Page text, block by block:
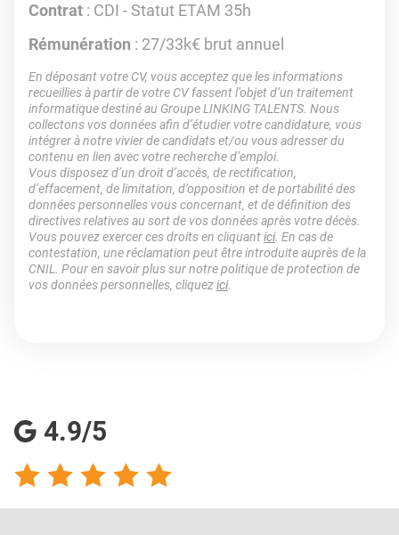
Contrat : CDI - Statut ETAM 35h
Rémunération : 27/33k€ brut annuel
En déposant votre CV, vous acceptez que les informations
recueillies à partir de votre CV fassent l’objet d’un traitement
informatique destiné au Groupe LINKING TALENTS. Nous
collectons vos données afin d’étudier votre candidature, vous
intégrer à notre vivier de candidats et/ou vous adresser du
contenu en lien avec votre recherche d’emploi.
Vous disposez d’un droit d’accès, de rectification,
d’effacement, de limitation, d’opposition et de portabilité des
données personnelles vous concernant, et de définition des
directives relatives au sort de vos données après votre décès.
Vous pouvez exercer ces droits en cliquantici. En cas de
contestation, une réclamation peut être introduite auprès de la
CNIL. Pour en savoir plus sur notre politique de protection de
vos données personnelles, cliquezici.
4.9/5